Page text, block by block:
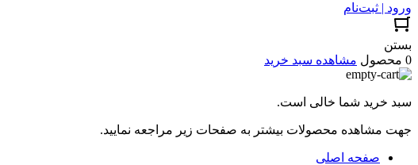
ورود | ثبت‌نام
بستن
0 محصول
مشاهده سبد خرید
سبد خرید شما خالی است.
جهت مشاهده محصولات بیشتر به صفحات زیر مراجعه نمایید.
صفحه اصلی